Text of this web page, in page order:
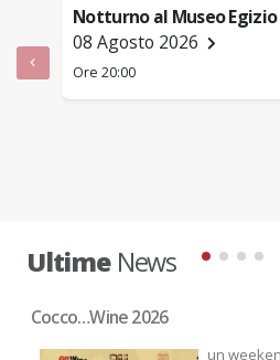
Notturno al Museo
08 Agosto 2026
Ore 20:00
UltimeNews
Cocco…Wine 2026
un